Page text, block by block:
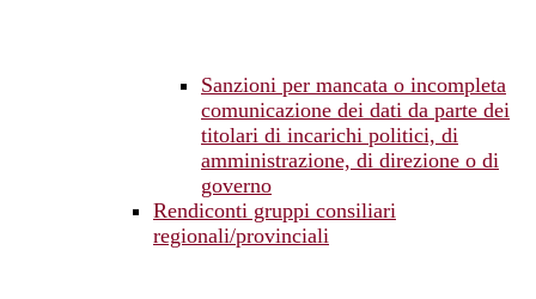
Sanzioni per mancata o incompleta
comunicazione dei dati da parte dei
titolari di incarichi politici, di
amministrazione, di direzione o di
governo
Rendiconti gruppi consiliari
regionali/provinciali